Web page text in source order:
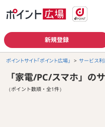
新規登録
ポイントサイト「ポイント広場」 サービス利
「家電/PC/スマホ」の
（ポイント数順・全1件）